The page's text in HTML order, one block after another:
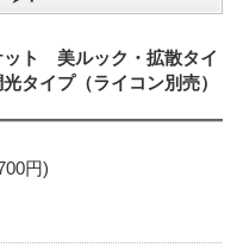
ト 美ルック・拡散タイ
タイプ（ライコン別売）
円)